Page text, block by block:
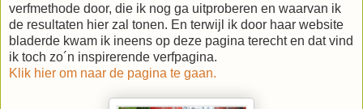
verfmethode door, die ik nog ga uitproberen en waarvan ik
de resultaten hier zal tonen. En terwijl ik door haar website
bladerde kwam ik ineens op deze pagina terecht en dat vind
ik toch zo´n inspirerende verfpagina.
Klik hier om naar de pagina te gaan.